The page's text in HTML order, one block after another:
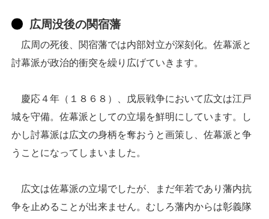
広周没後の関宿藩
広周の死後、関宿藩では内部対立が深刻化。佐幕派と
討幕派が政治的衝突を繰り広げていきます。
慶応４年（１８６８）、戊辰戦争において広文は江戸
城を守備。佐幕派としての立場を鮮明にしています。し
かし討幕派は広文の身柄を奪おうと画策し、佐幕派と争
うことになってしまいました。
広文は佐幕派の立場でしたが、まだ年若であり藩内抗
争を止めることが出来ません。むしろ藩内からは彰義隊